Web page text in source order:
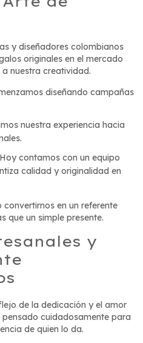
y diseñadores colombianos
originales en el mercado
nuestra creatividad.
diseñando campañas
nuestra experiencia hacia
Hoy contamos con un equipo
calidad y originalidad en
en un referente
que un simple presente.
y
de la dedicación y el amor
cuidadosamente para
de quien lo da.